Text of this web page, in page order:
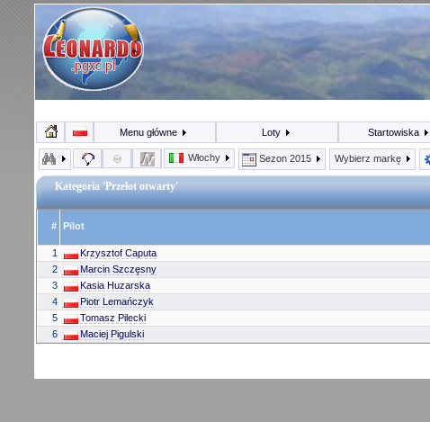
Menu główne Loty Startowiska
Włochy Sezon 2015 Wybierz markę
Kategoria 'Przelot otwarty'
# Pilot
1
Krzysztof Caputa
2
Marcin Szczęsny
3
Kasia Huzarska
4
Piotr Lemańczyk
5
Tomasz Pilecki
6
Maciej Pigulski